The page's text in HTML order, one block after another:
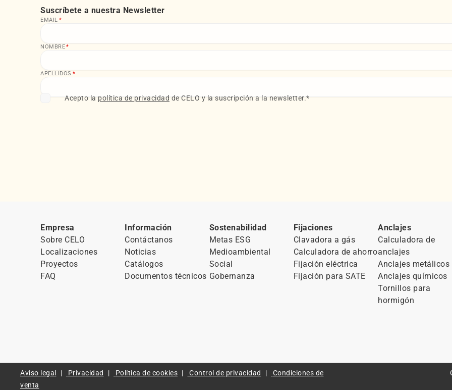
Suscríbete a nuestra Newsletter
EMAIL *
NOMBRE*
APELLIDOS *
Acepto la política de privacidad de CELO y la suscripción a la newsletter.*
Empresa
Sobre CELO
Localizaciones
Proyectos
FAQ
Información
Contáctanos
Noticias
Catálogos
Documentos técnicos
Sostenabilidad
Metas ESG
Medioambiental
Social
Gobernanza
Fijaciones
Clavadora a gás
Calculadora de ahorro
Fijación eléctrica
Fijación para SATE
Anclajes
Calculadora de
anclajes
Anclajes metálicos
Anclajes químicos
Tornillos para
hormigón
Aviso legal Privacidad Política de cookies Control de privacidad
Condiciones de
venta